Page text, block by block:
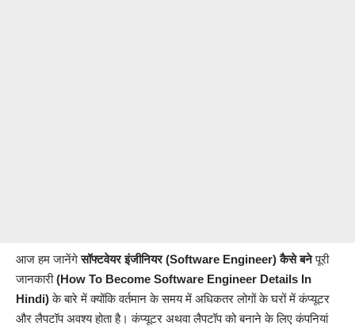
आज हम जानेंगेसॉफ्टवेयर इंजीनियर (Software Engineer) कैसे बनेपूरी
जानकारी(How To Become Software Engineer Details In
Hindi)के बारे में क्योंकि वर्तमान के समय में अधिकतर लोगों के घरों में कंप्यूटर
और लैपटॉप अवश्य होता है। कंप्यूटर अथवा लैपटॉप को बनाने के लिए कंपनियां